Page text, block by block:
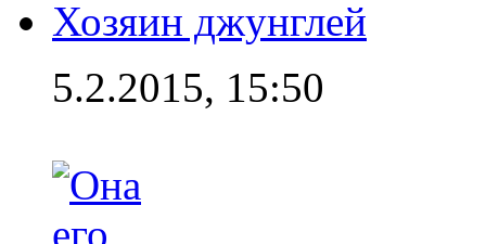
Хозяин джунглей
5.2.2015, 15:50